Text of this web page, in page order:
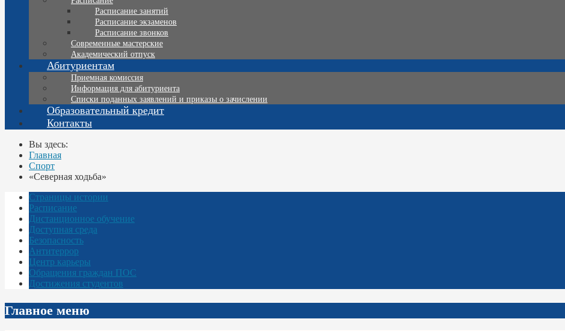
Расписание занятий
Расписание экзаменов
Расписание звонков
Современные мастерские
Академический отпуск
Абитуриентам
Приемная комиссия
Информация для абитуриента
Списки поданных заявлений и приказы о зачислении
Образовательный кредит
Контакты
Вы здесь:
Главная
Спорт
«Северная ходьба»
Страницы истории
Расписание
Дистанционное обучение
Доступная среда
Безопасность
Антитеррор
Центр карьеры
Обращения граждан ПОС
Достижения студентов
Главное меню